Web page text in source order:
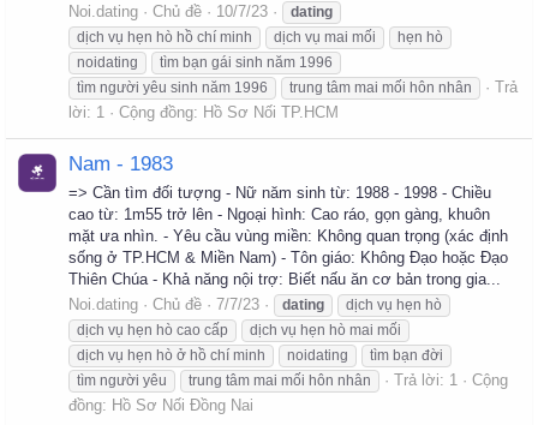
Noi.dating
Chủ đề 10/7/23
dating
dịch vụ hẹn hò hồ chí minh
dịch vụ mai mối
hẹn hò
noidating
tìm bạn gái sinh năm 1996
tìm người yêu sinh năm 1996
trung tâm mai mối hôn nhân
Trả
lời: 1
Cộng đồng: Hồ Sơ Nối TP.HCM
Nam - 1983
=> Cần tìm đối tượng - Nữ năm sinh từ: 1988 - 1998 - Chiều
cao từ: 1m55 trở lên - Ngoại hình: Cao ráo, gọn gàng, khuôn
mặt ưa nhìn. - Yêu cầu vùng miền: Không quan trọng (xác định
sống ở TP.HCM & Miền Nam) - Tôn giáo: Không Đạo hoặc Đạo
Thiên Chúa - Khả năng nội trợ: Biết nấu ăn cơ bản trong gia...
Noi.dating
Chủ đề 7/7/23 dating
dịch vụ hẹn hò
dịch vụ hẹn hò cao cấp
dịch vụ hẹn hò mai mối
dịch vụ hẹn hò ở hồ chí minh
noidating
tìm bạn đời
tìm người yêu
trung tâm mai mối hôn nhân Trả lời: 1
Cộng
đồng: Hồ Sơ Nối Đồng Nai